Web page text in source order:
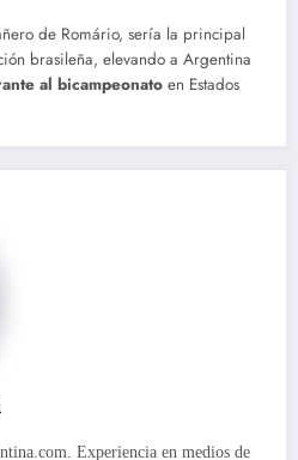
de Romário, sería la principal
brasileña, elevando a Argentina
al bicampeonato en Estados
Experiencia en medios de